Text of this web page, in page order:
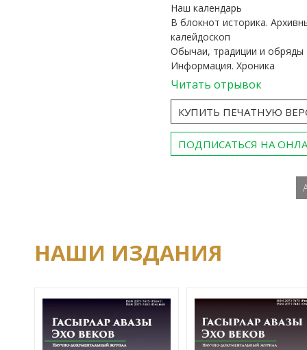
Наш календарь
В блокнот историка.
калейдоскоп
Обычаи, традиции и обряды
Информация. Хроника
Читать отрывок
КУПИТЬ ПЕЧАТНУЮ
ПОДПИСАТЬСЯ НА
НАШИ ИЗДАНИЯ